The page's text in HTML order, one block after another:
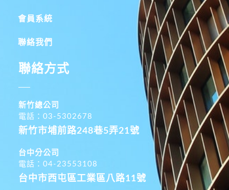
會員系統
聯絡我們
聯絡方式
新竹總公司
電話：03-5302678
新竹市埔前路248巷5弄21號
台中分公司
電話：04-23553108
台中市西屯區工業區八路11號